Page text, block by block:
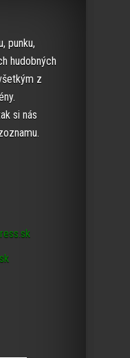
punku,
hudobných
z
si nás